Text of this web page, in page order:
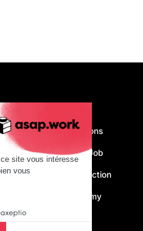
site vous intéresse
vous
Nous recrutons
Make Your Job
Just construction
asap.academy